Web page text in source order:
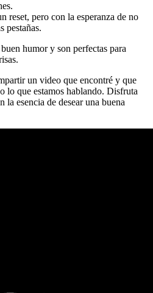
reset, pero con la esperanza de no
pestañas.
humor y son perfectas para
un video que encontré y que
lo que estamos hablando. Disfruta
la esencia de desear una buena